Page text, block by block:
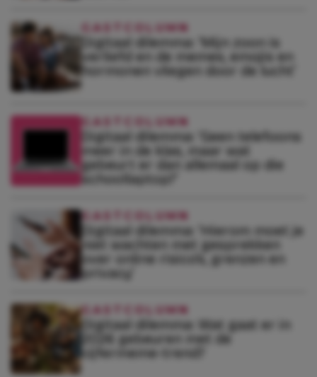
GASTCOLUMN
Digitaal dilemma: ‘Mijn zoon is
verliefd en de memes, emojis en
hormonen vliegen door de lucht’
GASTCOLUMN
Digitaal dilemma: ‘Geen telefoons
meer in de klas, maar wat
gebeurt er dan allemaal op die
schoollaptop?’
GASTCOLUMN
Digitaal dilemma: ‘Hierom moet je
niet wachten met gesprekken
over online risico’s, grenzen en
privacy’
GASTCOLUMN
Digitaal dilemma: Wat gaat er in
2026 gebeuren met de
cijfermeme-trend?